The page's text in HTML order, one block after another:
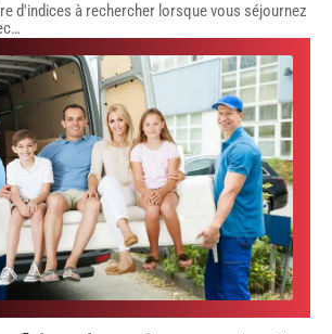
d'indices à rechercher lorsque vous séjournez
…